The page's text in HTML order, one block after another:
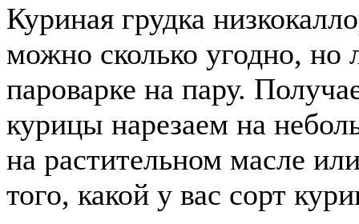
Куриная грудка
можно сколько угодно, но
пароварке на пару.
курицы нарезаем на
на растительном масле
того, какой у вас сорт